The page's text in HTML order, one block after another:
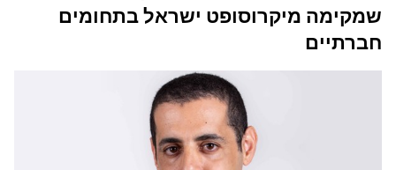
שמקימה מיקרוסופט ישראל בתחומים
חברתיים